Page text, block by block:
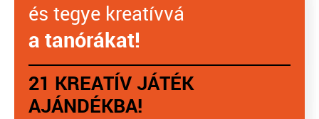
és tegye kreatívvá
a tanórákat!
21 KREATÍV JÁTÉK
AJÁNDÉKBA!